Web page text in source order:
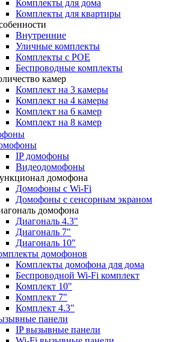
Комплекты для дома
Комплекты для квартиры
Внутренние
Уличные комплекты
Комплекты с POE
Беспроводные комплекты
камер
Комплект на 3 камеры
Комплект на 4 камеры
Комплект на 6 камер
Комплект на 8 камер
IP домофоны
Видеодомофоны
домофона
Домофоны с Wi-Fi
Домофоны с сенсорным экраном
домофона
Диагональ 4.3"
Диагональ 7"
Диагональ 10"
домофонов
Комплекты домофона для дома
Беспроводной Wi-Fi комплект
Комплект 10"
Комплект 7"
Комплект 4.3"
панели
IP вызывные панели